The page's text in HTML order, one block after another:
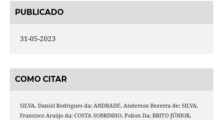
PUBLICADO
31-05-2023
COMO CITAR
SILVA, Daniel Rodrigues da; ANDRADE, Anderson Bezerra de; SILVA,
Francisco Araújo da; COSTA SOBRINHO, Polion Da; BRITO JÚNIOR,